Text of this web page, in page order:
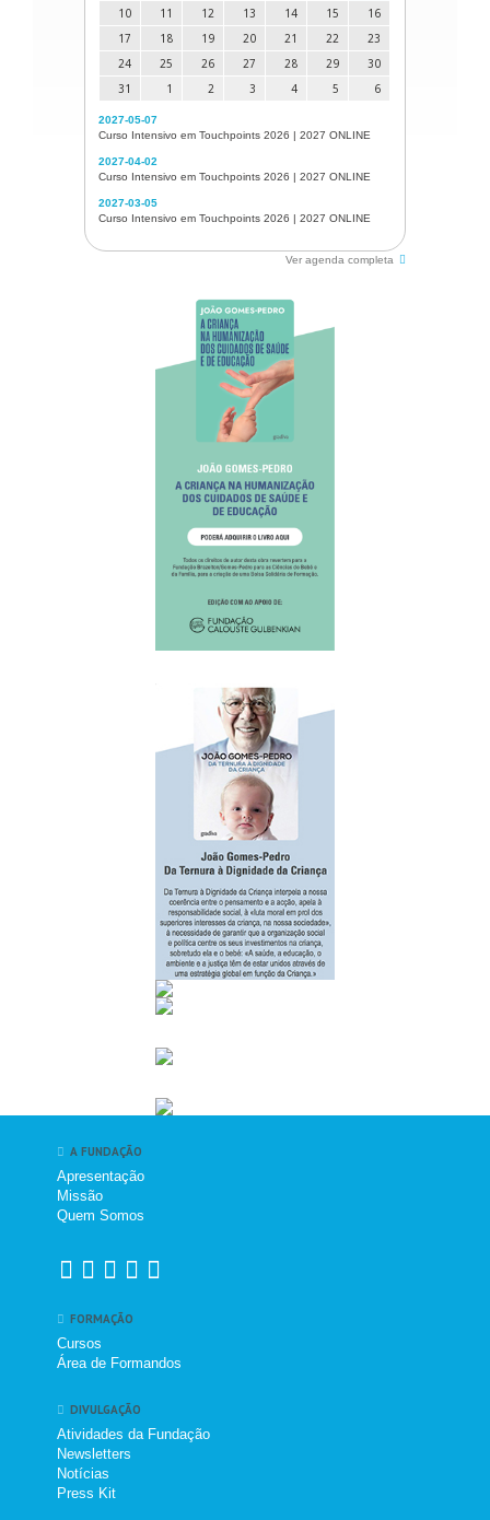
10
11 12 13 14 15
16
17
18 19 20 21 22
23
24
25 26 27 28 29
30
31
1 2 3 4 5 6
2027-05-07
Curso Intensivo em Touchpoints 2026 | 2027 ONLINE
2027-04-02
Curso Intensivo em Touchpoints 2026 | 2027 ONLINE
2027-03-05
Curso Intensivo em Touchpoints 2026 | 2027 ONLINE
Ver agenda completa
A FUNDAÇÃO
Apresentação
Missão
Quem Somos
FORMAÇÃO
Cursos
Área de Formandos
DIVULGAÇÃO
Atividades da Fundação
Newsletters
Notícias
Press Kit